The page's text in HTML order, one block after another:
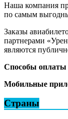
Наша компания
по самым
Заказы
партнерами
являются
Способы оплаты
Мобильные
Страны